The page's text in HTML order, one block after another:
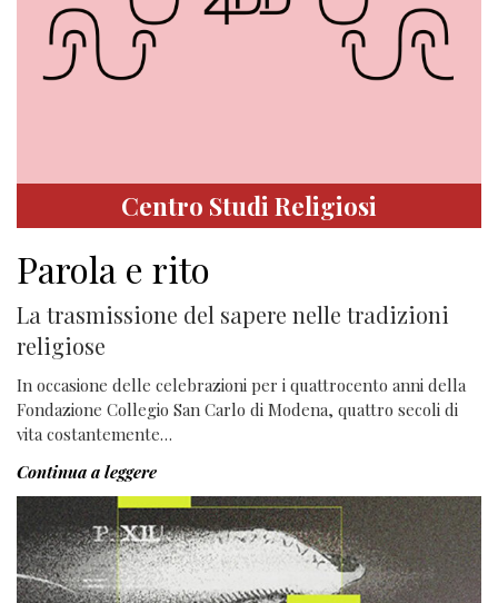
Centro Studi Religiosi
Parola e rito
La trasmissione del sapere nelle tradizioni
religiose
In occasione delle celebrazioni per i quattrocento anni della
Fondazione Collegio San Carlo di Modena, quattro secoli di
vita costantemente…
Continua a leggere